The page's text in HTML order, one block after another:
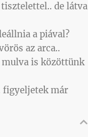
de látva
a piával?
az arca..
mulva is közöttünk
figyeljetek már